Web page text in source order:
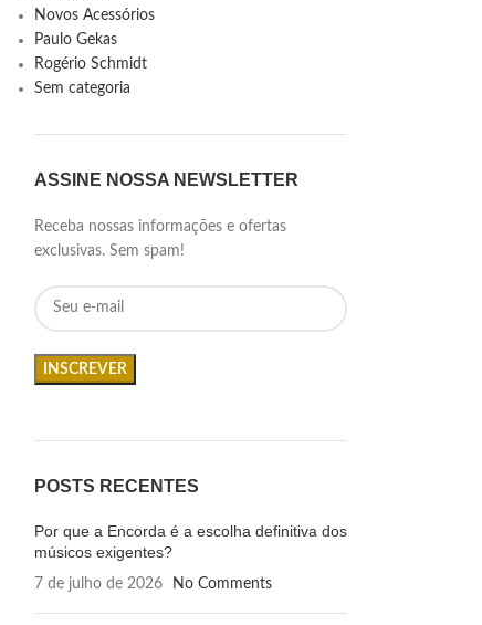
Novos Acessórios
Paulo Gekas
Rogério Schmidt
Sem categoria
ASSINE NOSSA NEWSLETTER
Receba nossas informações e ofertas
exclusivas. Sem spam!
POSTS RECENTES
Por que a Encorda é a escolha definitiva dos
músicos exigentes?
7 de julho de 2026 No Comments